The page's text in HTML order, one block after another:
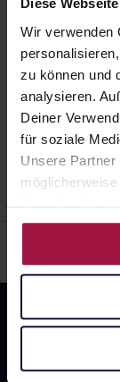
Diese
Wir verwenden
zu können und
analysieren.
Deiner
für soziale
Unsere Partner
ihnen
Nutzung der
Arzt sie
Arzneimittel
anwenden.
Arzneimittel
anwenden,
gilt auch für
gelegentlich
schon einige